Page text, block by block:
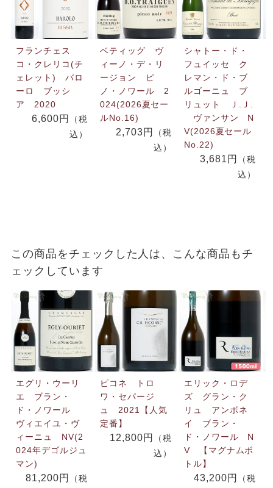
フランチェス
コ・クレリコ(チ
ェレット) バロ
ーロ ブッシ
ア 2020
6,600円
（税
込）
ベティッグ ヴ
ィーノ・デ・リ
ージョン ピ
ノ・ノワール 2
024(2026夏セー
ルNo.16)
2,703円
（税
込）
シャトー・ド・
フュイッセ ク
レマン・ド・ブ
ルゴーニュ ブ
リュット Ｊ.Ｊ.
ヴァンサン N
V(2026夏セール
No.22)
3,681円
（税
込）
この商品をチェックした人は、こんな商品もチ
ェックしています
エグリ・ウーリ
エ ブラン・
ド・ノワール
ヴィエイユ・ヴ
ィーニュ NV(2
024年デゴルジュ
マン)
81,200円
（税
ピコネ トロ
ワ・セパージ
ュ 2021【人気
定番】
12,800円
（税
込）
エリック・ロデ
ズ グラン・ク
リュ アンボネ
イ ブラン・
ド・ノワール N
V 【マグナムボ
トル】
43,200円
（税